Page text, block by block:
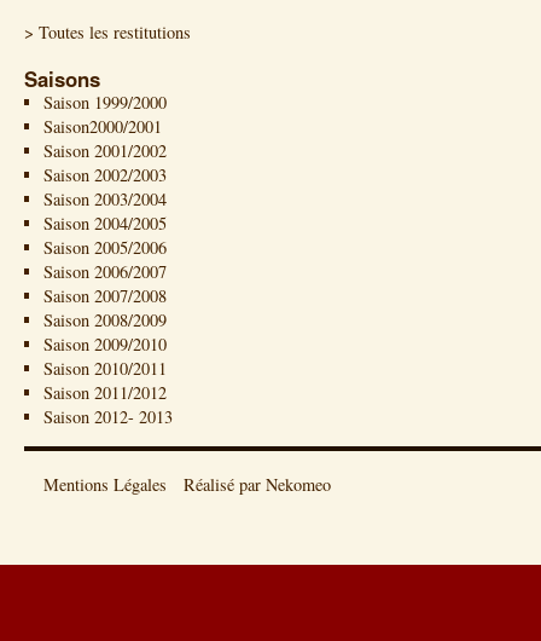
> Toutes les restitutions
Saisons
Saison 1999/2000
Saison2000/2001
Saison 2001/2002
Saison 2002/2003
Saison 2003/2004
Saison 2004/2005
Saison 2005/2006
Saison 2006/2007
Saison 2007/2008
Saison 2008/2009
Saison 2009/2010
Saison 2010/2011
Saison 2011/2012
Saison 2012- 2013
Mentions Légales Réalisé par Nekomeo